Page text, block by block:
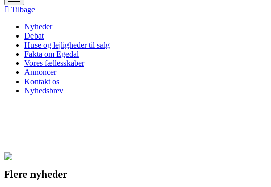
menu
Tilbage
Nyheder
Debat
Huse og lejligheder til salg
Fakta om Egedal
Vores fællesskaber
Annoncer
Kontakt os
Nyhedsbrev
Flere nyheder